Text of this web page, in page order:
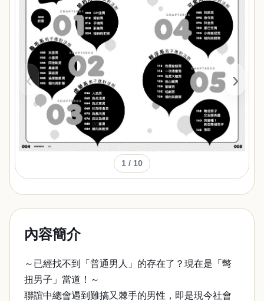
‹ ›
1 / 10
內容簡介
～已經找不到「普通男人」的存在了？現在是「彆
扭男子」當道！～
聯誼中總會遇到難搞又棘手的男性，即是現今社會